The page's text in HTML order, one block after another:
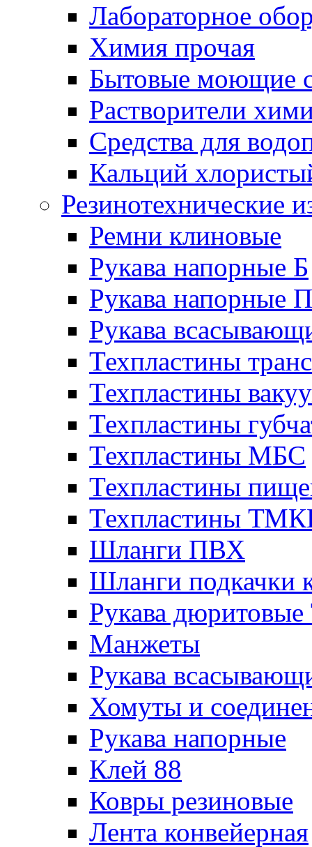
Лабораторное
Химия прочая
Бытовые моющие
Растворители
Средства для
Кальций
Резинотехнические
Ремни клиновые
Рукава напорные Б
Рукава напорные П
Рукава
Техпластины
Техпластины
Техпластины
Техпластины МБС
Техпластины
Техпластины
Шланги ПВХ
Шланги подкачки
Рукава
Манжеты
Рукава
Хомуты и
Рукава напорные
Клей 88
Ковры резиновые
Лента конвейерная